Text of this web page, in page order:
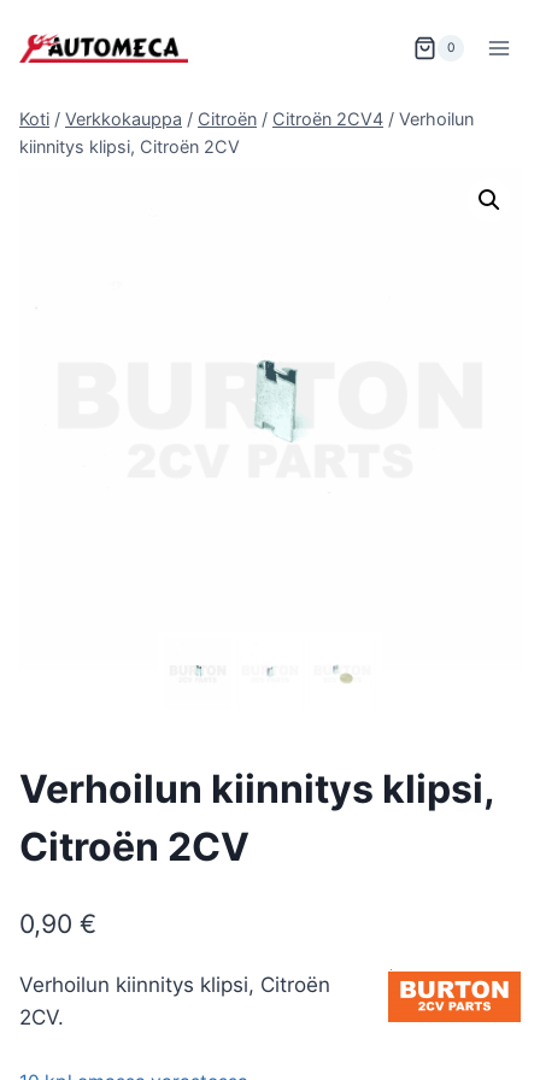
sisältöön
0
Koti / Verkkokauppa / Citroën / Citroën 2CV4 / Verhoilun
kiinnitys klipsi, Citroën 2CV
Verhoilun kiinnitys klipsi,
Citroën 2CV
0,90 €
Verhoilun kiinnitys klipsi, Citroën
2CV.